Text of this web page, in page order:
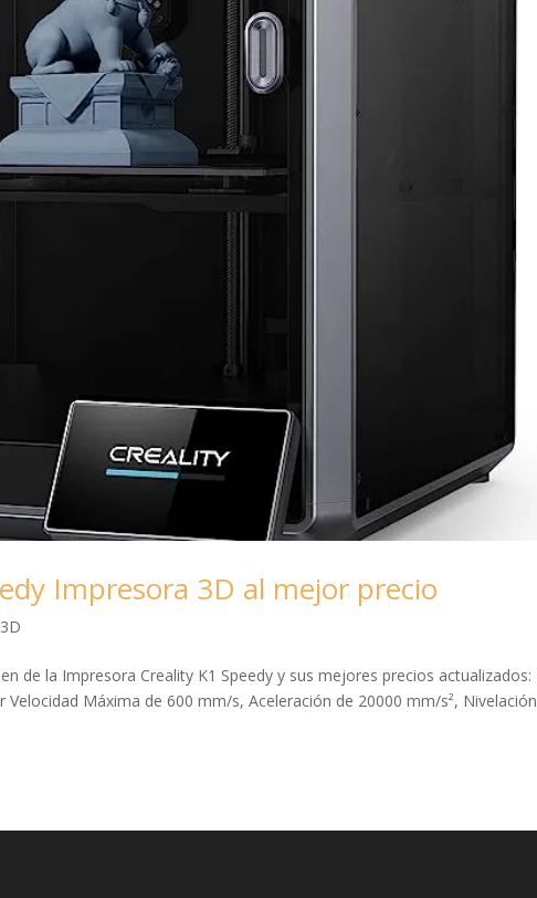
Impresora 3D al mejor precio
de la Impresora Creality K1 Speedy y sus mejores precios actualizados:
Máxima de 600 mm/s, Aceleración de 20000 mm/s², Nivelación